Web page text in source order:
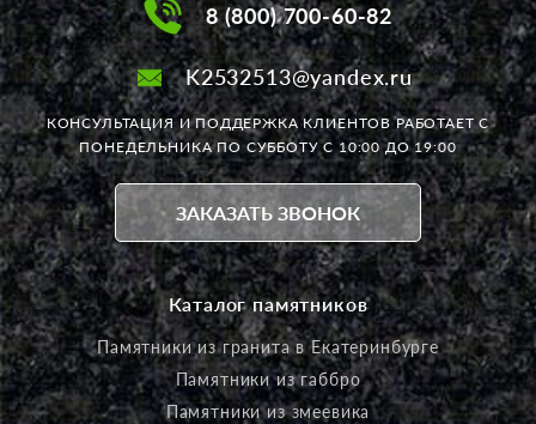
8 (800) 700-60-82
K2532513@yandex.ru
КОНСУЛЬТАЦИЯ И ПОДДЕРЖКА КЛИЕНТОВ РАБОТАЕТС
ПОНЕДЕЛЬНИКА ПО СУББОТУ С 10:00 ДО 19:00
ЗАКАЗАТЬ ЗВОНОК
Каталог памятников
Памятники из гранита в Екатеринбурге
Памятники из габбро
Памятники из змеевика